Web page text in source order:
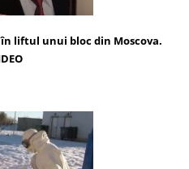
liftul unui bloc din Moscova.